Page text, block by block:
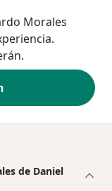
Morales
de Daniel